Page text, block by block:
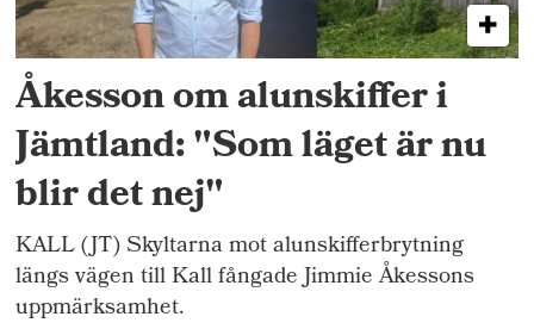
Åkesson om alunskiffer i
Jämtland: "Som läget är nu
blir det nej"
KALL (JT) Skyltarna mot alunskifferbrytning
längs vägen till Kall fångade Jimmie Åkessons
uppmärksamhet.